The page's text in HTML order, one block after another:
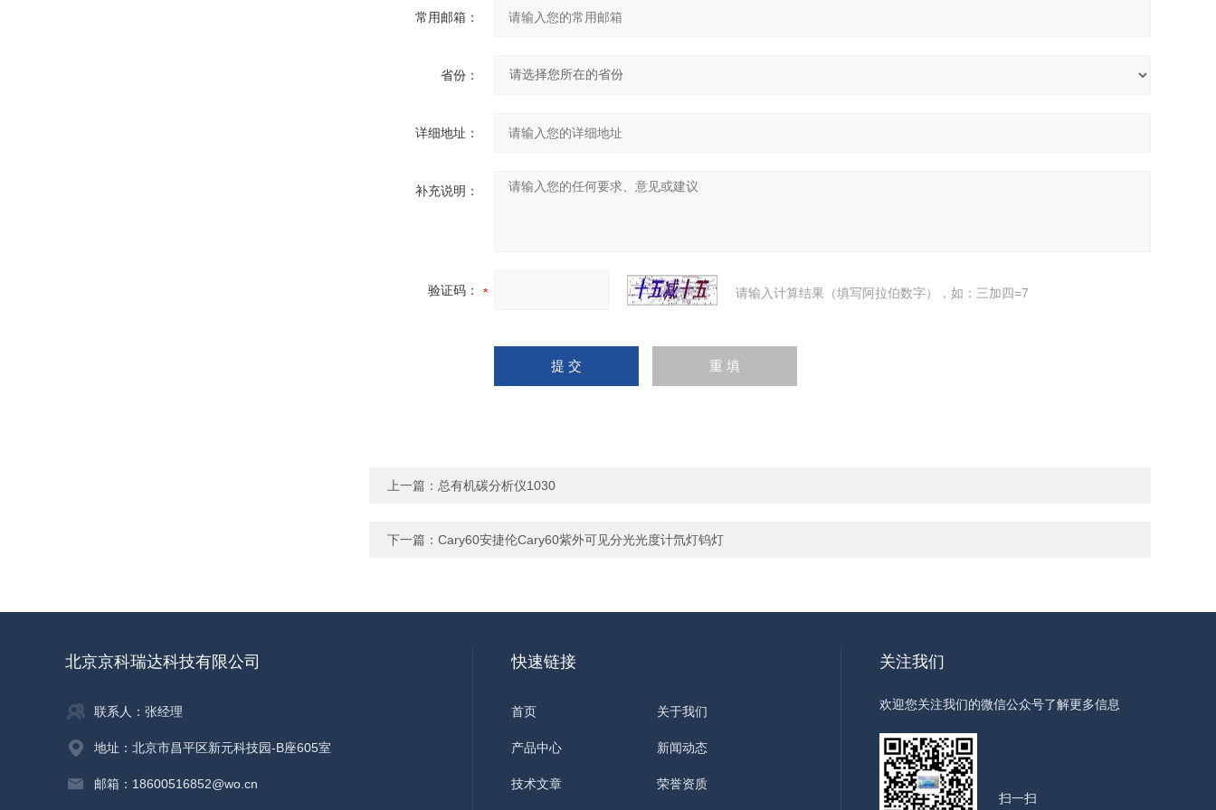
常用邮箱：
省份：
详细地址：
补充说明：
验证码： 请输入计算结果（填写阿拉伯数字），如：三加四=7
上一篇： 总有机碳分析仪1030
下一篇： Cary60安捷伦Cary60紫外可见分光光度计氘灯钨灯
北京京科瑞达科技有限公司
联系人：张经理
地址：北京市昌平区新元科技园-B座605室
邮箱：18600516852@wo.cn
快速链接
首页 关于我们
产品中心 新闻动态
技术文章 荣誉资质
关注我们
欢迎您关注我们的微信公众号了解更多信息
扫一扫